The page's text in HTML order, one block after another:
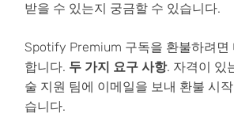
받을 수 있는지 궁금할 수 있습니다.
Spotify Premium 구독을 환불하려면
합니다. 두 가지 요구 사항. 자격이 있
술 지원 팀에 이메일을 보내 환불 시
습니다.